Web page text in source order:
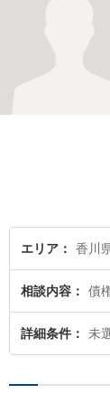
エリア 香川
相談内容 債
詳細条件 未